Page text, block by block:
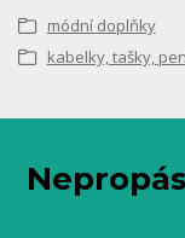
módní doplňky
kabelky, tašky,